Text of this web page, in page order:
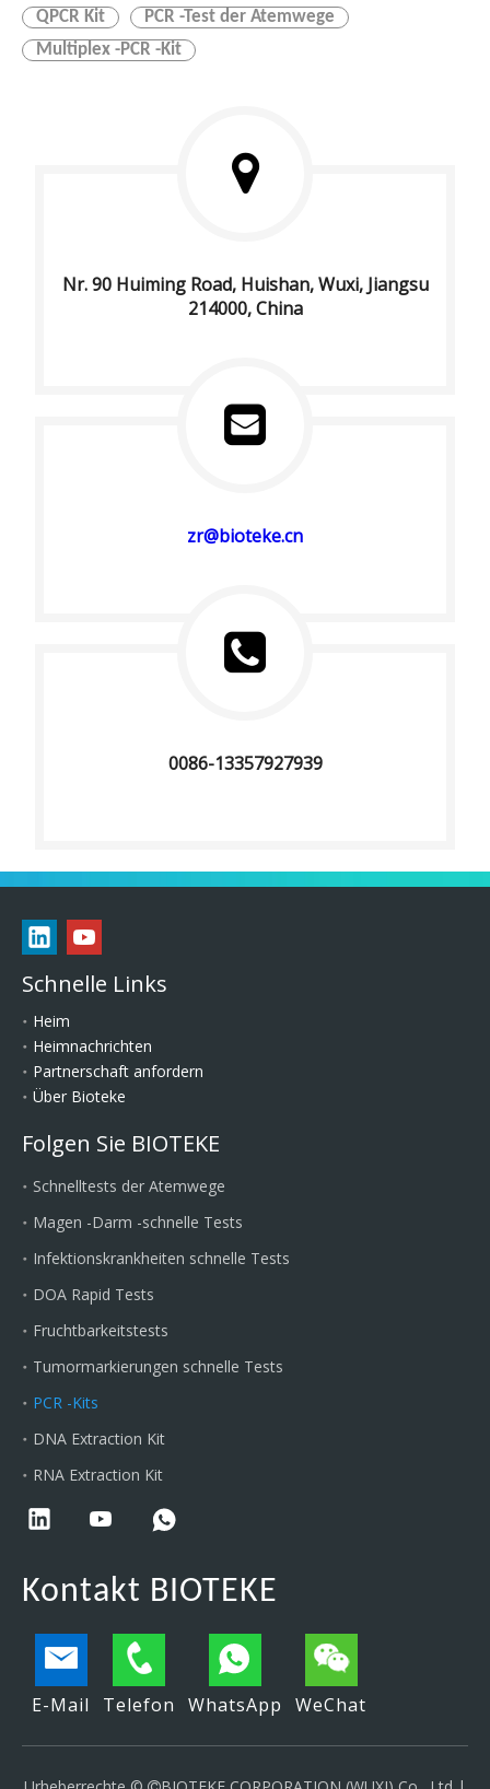
QPCR Kit
PCR -Test der Atemwege
Multiplex -PCR -Kit
Nr. 90 Huiming Road, Huishan, Wuxi, Jiangsu
214000, China
zr@bioteke.cn
0086-13357927939
Schnelle Links
Heim
Heimnachrichten
Partnerschaft anfordern
Über Bioteke
Folgen Sie BIOTEKE
Schnelltests der Atemwege
Magen -Darm -schnelle Tests
Infektionskrankheiten schnelle Tests
DOA Rapid Tests
Fruchtbarkeitstests
Tumormarkierungen schnelle Tests
PCR -Kits
DNA Extraction Kit
RNA Extraction Kit
Kontakt BIOTEKE
E-Mail Telefon WhatsApp WeChat